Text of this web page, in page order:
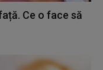
Ce o face să